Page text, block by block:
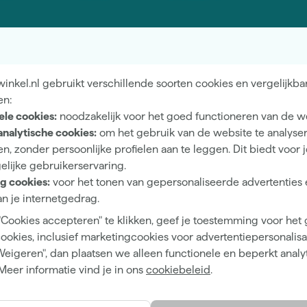
gebruikt verschillende soorten cookies en
cookies: noodzakelijk voor het goed functioneren van de
cookies: om het gebruik van de website te
zonder persoonlijke profielen aan te leggen. Dit biedt voor
gebruikerservaring.
cookies: voor het tonen van gepersonaliseerde advertenties
je internetgedrag.
accepteren" te klikken, geef je toestemming voor het
inclusief marketingcookies voor
dan plaatsen we alleen functionele en beperkt
informatie vind je in ons cookiebeleid.
van Nederland.
wat je project ook is.
Showroom in
Maandag t/m vrijdag